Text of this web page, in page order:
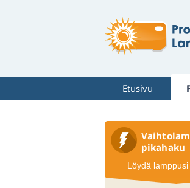
Etusivu
pikahaku
Löydä